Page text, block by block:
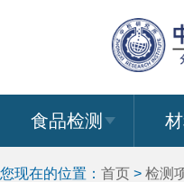
食品检测
您现在的位置： 首页 > 检测